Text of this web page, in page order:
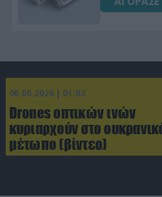
06.08.2026 | 01:02
Drones οπτικών ινών
κυριαρχούν στο
μέτωπο (βίντεο)